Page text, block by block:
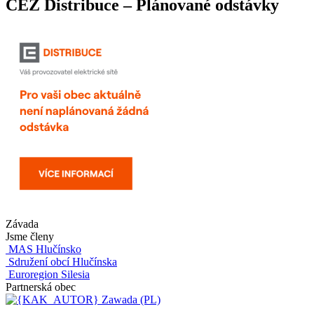
ČEZ Distribuce – Plánované odstávky
Závada
Jsme členy
MAS Hlučínsko
Sdružení obcí Hlučínska
Euroregion Silesia
Partnerská obec
Zawada (PL)